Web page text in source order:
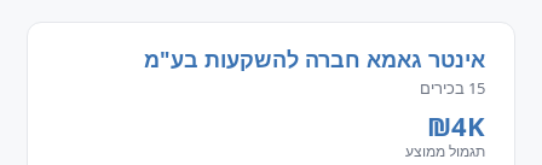
אינטר גאמא חברה להשקעות בע"מ
15 בכירים
₪4K
תגמול ממוצע